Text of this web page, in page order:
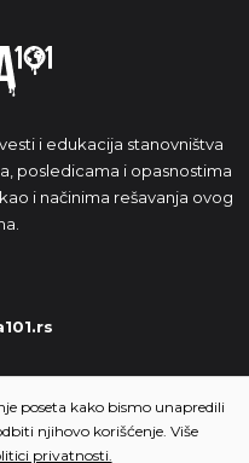
i edukacija stanovništva
posledicama i opasnostima
i načinima rešavanja ovog
poseta kako bismo unapredili
njihovo korišćenje. Više
privatnosti.